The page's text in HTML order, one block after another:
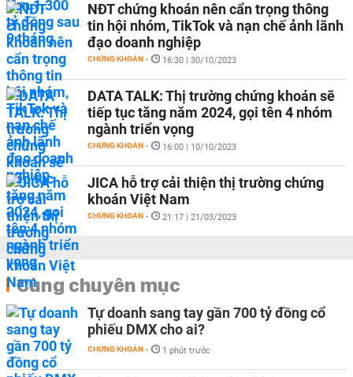
NĐT chứng khoán nên cẩn trọng thông
tin hội nhóm, TikTok và nạn chế ảnh lãnh
đạo doanh nghiệp
CHỨNG KHOÁN - 16:30 | 30/10/2023
DATA TALK: Thị trường chứng khoán sẽ
tiếp tục tăng năm 2024, gọi tên 4 nhóm
ngành triển vọng
CHỨNG KHOÁN - 16:00 | 10/10/2023
JICA hỗ trợ cải thiện thị trường chứng
khoán Việt Nam
CHỨNG KHOÁN - 21:17 | 21/03/2023
Cùng chuyên mục
Tự doanh sang tay gần 700 tỷ đồng cổ
phiếu DMX cho ai?
CHỨNG KHOÁN - 1 phút trước